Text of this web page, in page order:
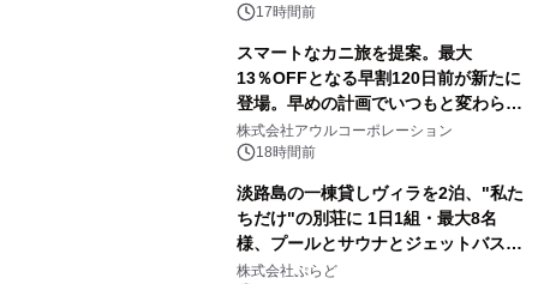
17時間前
スマートなカニ旅を提案。最大
13％OFFとなる早割120日前が新たに
登場。早めの計画でいつもと変わらぬ
大人の冬旅を。ー夕日ヶ浦温泉「佳松
苑 別邸ふうか」ー
株式会社アウルコーポレーション
18時間前
淡路島の一棟貸しヴィラを2泊、"私た
ちだけ"の別荘に 1日1組・最大8名
様、プールとサウナとジェットバス付
きで Villa Mon Temps AWAJIの連泊
株式会社ぷらど